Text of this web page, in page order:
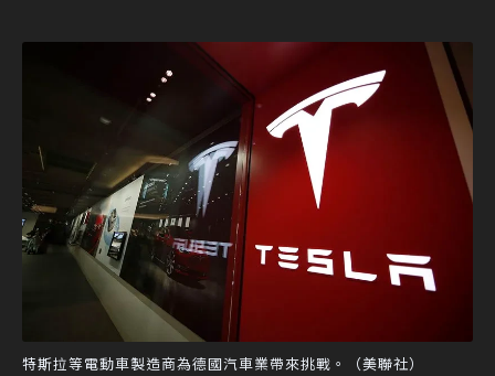
特斯拉等電動車製造商為德國汽車業帶來挑戰。（美聯社）